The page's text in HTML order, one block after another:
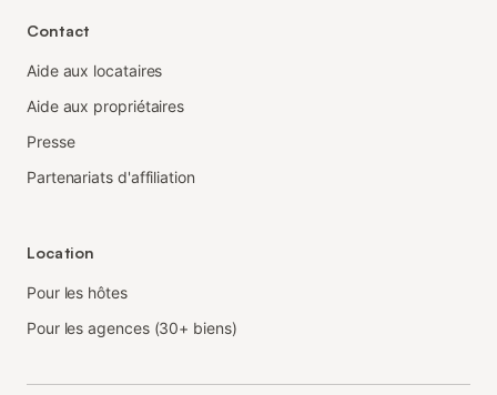
Contact
Aide aux locataires
Aide aux propriétaires
Presse
Partenariats d'affiliation
Location
Pour les hôtes
Pour les agences (30+ biens)